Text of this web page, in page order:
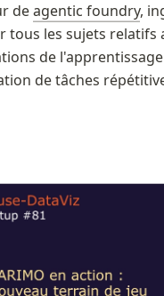
de agentic foundry,
les sujets relatifs
de
de tâches